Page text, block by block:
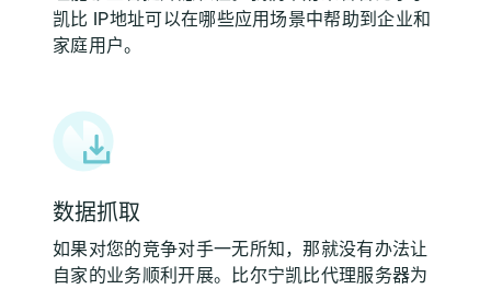
凯比 IP地址可以在哪些应用场景中帮助到企业和
家庭用户。
数据抓取
如果对您的竞争对手一无所知，那就没有办法让
自家的业务顺利开展。比尔宁凯比代理服务器为